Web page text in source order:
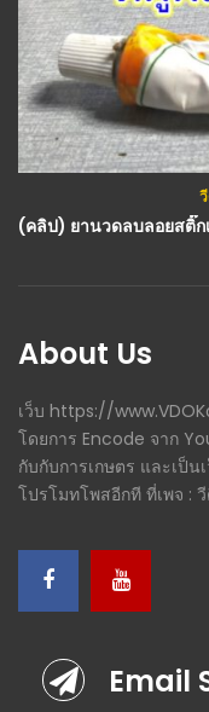
About Us
เว็บ https://
โดยการ Encode จาก
กับกับการเกษตร และเป็
โปรโมทโพสอีกที ที่เพจ :
Email